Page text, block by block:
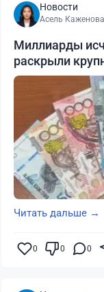
Новости
Асель Каженова
Миллиарды
раскрыли
Читать дальше →
0 0 0